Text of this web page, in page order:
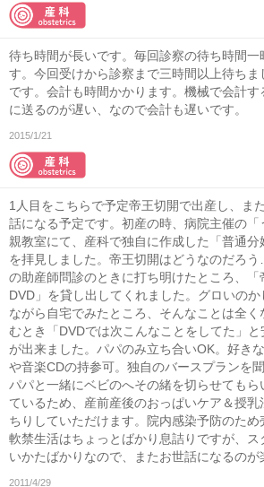
待ち時間が長いです。毎回診察の待ち時間一
す。今回受けから診察まで三時間以上待ちま
です。会計も時間かかります。機械で会計
に送るのが遅い、なので会計も遅いです。
2015/1/21
1人目をこちらで予定帝王切開で出産し、ま
話になる予定です。初産の時、病院主催の「
親教室にて、産科で独自に作成した「普通分
を拝見しました。帝王切開はどうなのだろ
の助産師問診のときに打ち明けたところ、
DVD」を貸し出してくれました。グロいの
ながら自宅でみたところ、そんなことは全
むとき「DVDでは次こんなことをしてた」
が出来ました。パパのみ立ち合いOK。好き
や音楽CDの持参可。独自のバースプランを
パパと一緒にベビのへその緒を切らせてもら
ているため、産前産後のおっぱいケア＆授乳
ちりしていただけます。院内感染予防のた
軟禁生活はちょっとばかり息詰りですが、ス
いかたばかりなので、またお世話になるのが
2011/4/29